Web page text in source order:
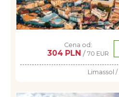
Cena od:
304 PLN / 70 EUR
Limassol /